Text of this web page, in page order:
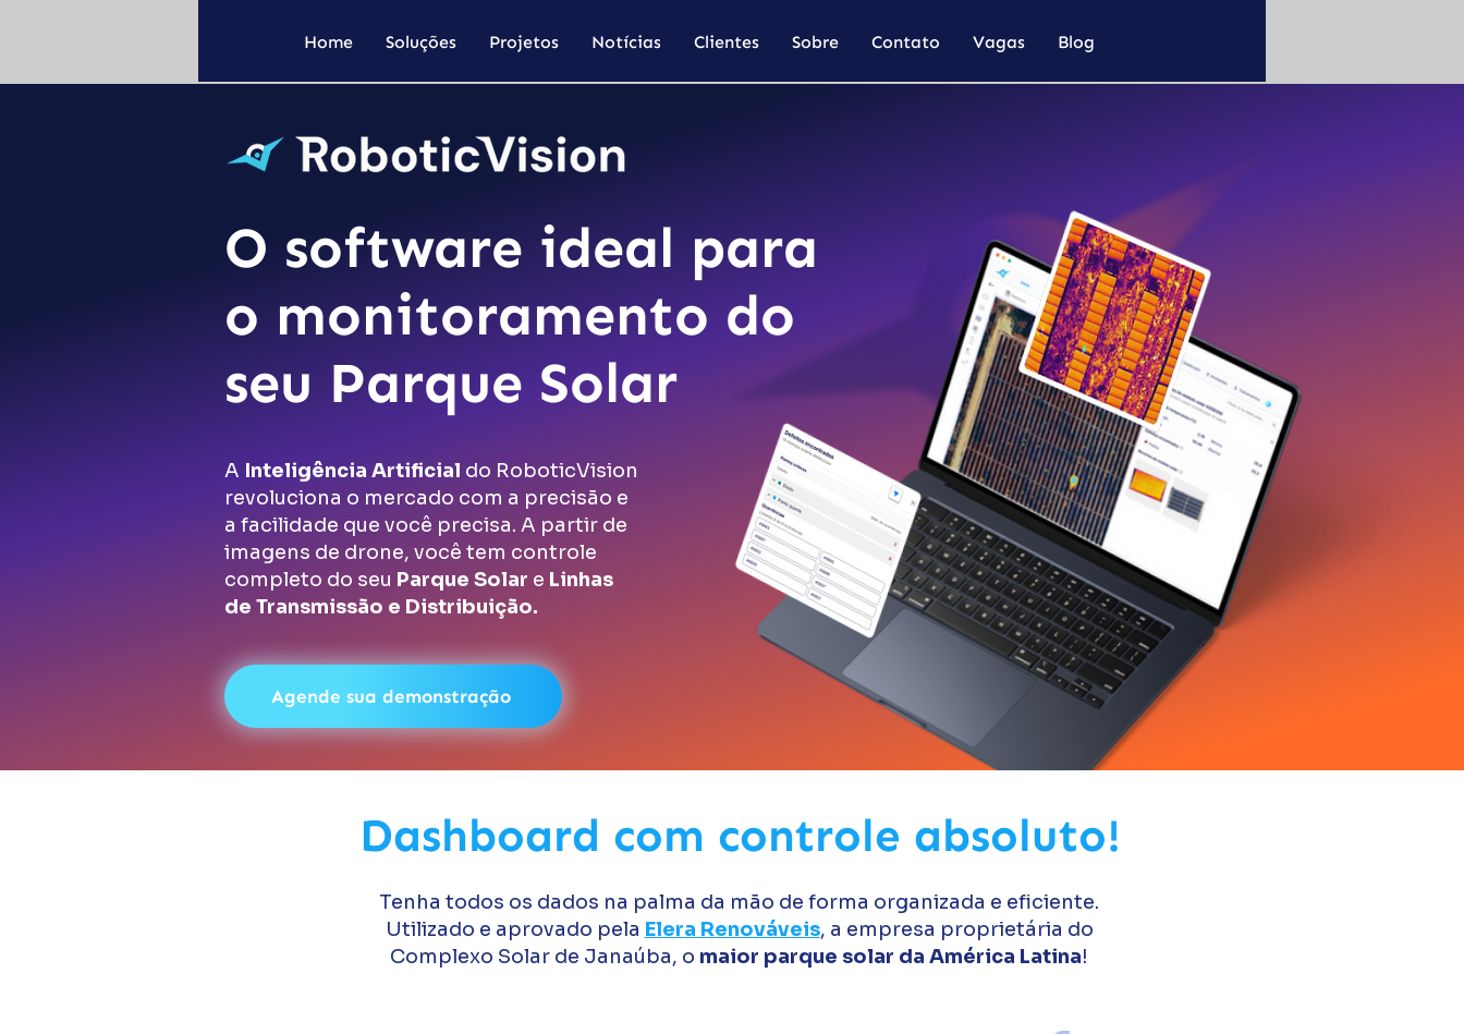
Home Soluções Projetos Notícias Clientes Sobre Contato Vagas Blog
O software ideal para
o monitoramento do
seu Parque Solar
A Inteligência Artificial do RoboticVision
revoluciona o mercado com a precisão e
a facilidade que você precisa. A partir de
imagens de drone, você tem controle
completo do seu Parque Solar e Linhas
de Transmissão e Distribuição.
Agende sua demonstração
Dashboard com controle absoluto!
Tenha todos os dados na palma da mão de forma organizada e eficiente.
Utilizado e aprovado pela Elera Renováveis, a empresa proprietária do
Complexo Solar de Janaúba, o maior parque solar da América Latina!